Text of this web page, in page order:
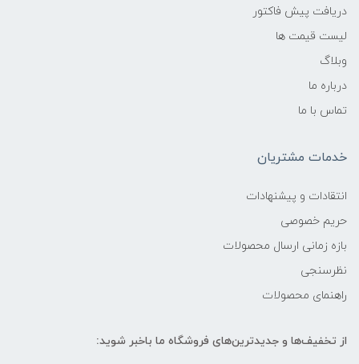
دریافت پیش فاکتور
لیست قیمت ها
وبلاگ
درباره ما
تماس با ما
خدمات مشتریان
انتقادات و پیشنهادات
حریم خصوصی
بازه زمانی ارسال محصولات
نظرسنجی
راهنمای محصولات
از تخفیف‌ها و جدیدترین‌های فروشگاه ما باخبر شوید: